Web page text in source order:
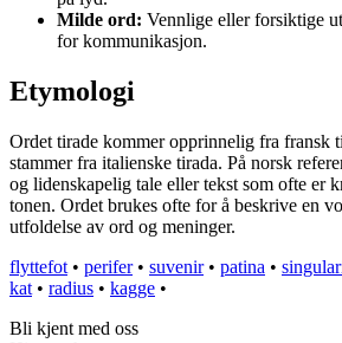
Milde ord: Vennlige eller forsiktige
for kommunikasjon.
Etymologi
Ordet tirade kommer opprinnelig fra fransk
stammer fra italienske tirada. På norsk
og lidenskapelig tale eller tekst som ofte er
tonen. Ordet brukes ofte for å beskrive en
utfoldelse av ord og meninger.
flyttefot • perifer• suvenir• patina •
kat • radius • kagge •
Bli kjent med oss